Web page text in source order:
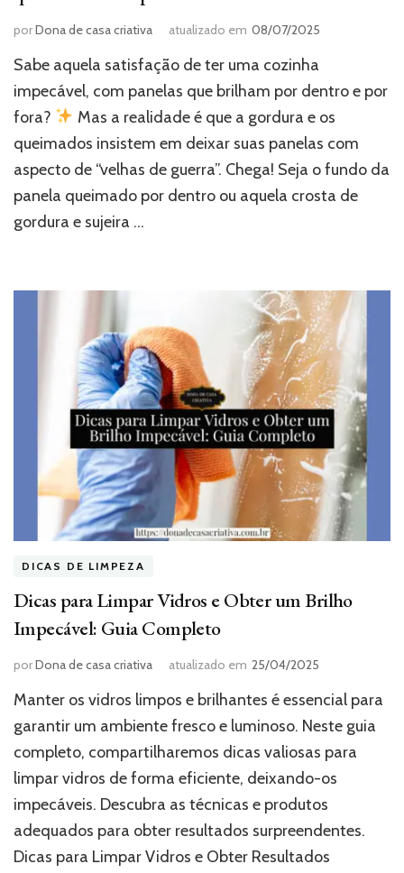
porDona de casa criativa atualizado em 08/07/2025
Sabe aquela satisfação de ter uma cozinha
impecável, com panelas que brilham por dentro e por
fora?
Mas a realidade é que a gordura e os
queimados insistem em deixar suas panelas com
aspecto de “velhas de guerra”. Chega! Seja o fundo da
panela queimado por dentro ou aquela crosta de
gordura e sujeira …
DICAS DE LIMPEZA
Dicas para Limpar Vidros e Obter um Brilho
Impecável: Guia Completo
porDona de casa criativa atualizado em 25/04/2025
Manter os vidros limpos e brilhantes é essencial para
garantir um ambiente fresco e luminoso. Neste guia
completo, compartilharemos dicas valiosas para
limpar vidros de forma eficiente, deixando-os
impecáveis. Descubra as técnicas e produtos
adequados para obter resultados surpreendentes.
Dicas para Limpar Vidros e Obter Resultados